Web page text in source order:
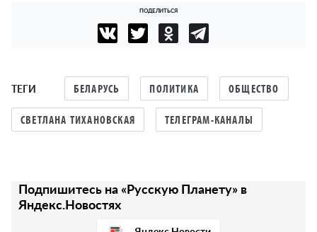
ПОДЕЛИТЬСЯ
ТЕГИ БЕЛАРУСЬ ПОЛИТИКА ОБЩЕСТВО
СВЕТЛАНА ТИХАНОВСКАЯ ТЕЛЕГРАМ-КАНАЛЫ
Подпишитесь на «Русскую Планету» в
Яндекс.Новостях